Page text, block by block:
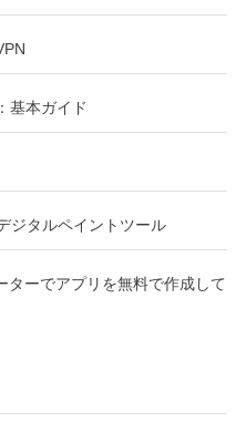
基本ガイド
ジタルペイントツール
ターでアプリを無料で作成して